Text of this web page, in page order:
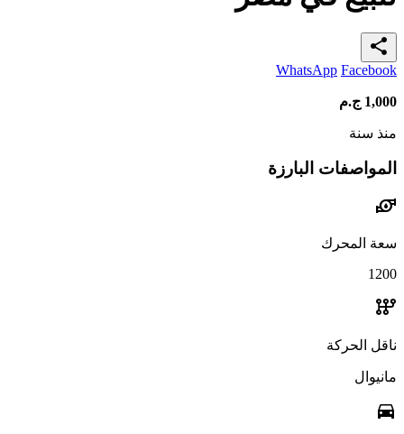
share
WhatsApp Facebook
1,000 ج.م
منذ سنة
المواصفات البارزة
water_pump
سعة المحرك
1200
auto_transmission
ناقل الحركة
مانيوال
directions_car